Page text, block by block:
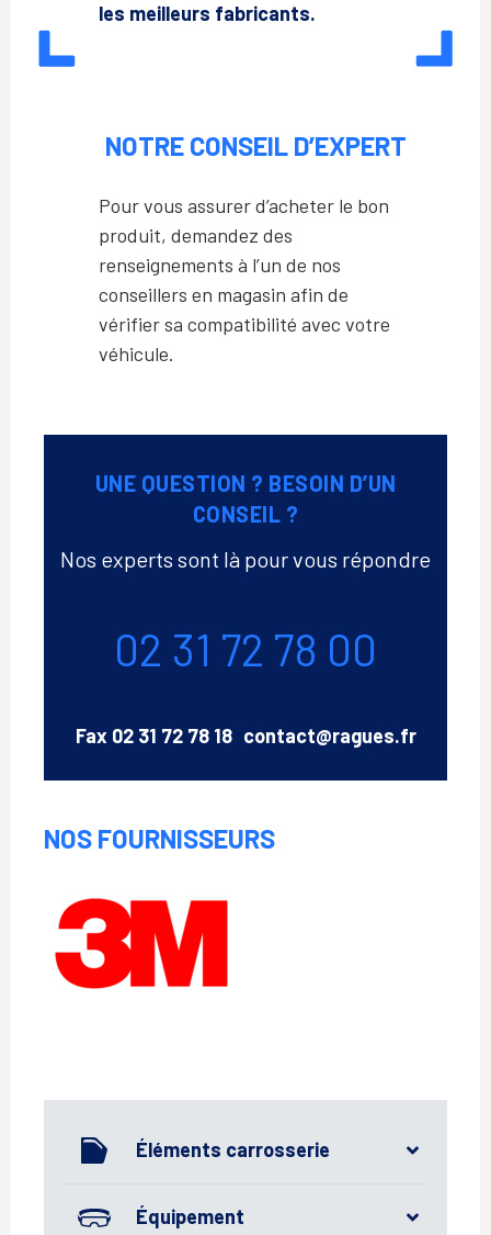
Éléments carrosserie
Équipement
les meilleurs fabricants.
NOTRE CONSEIL D’EXPERT
Pour vous assurer d’acheter le bon
produit, demandez des
renseignements à l’un de nos
conseillers en magasin afin de
vérifier sa compatibilité avec votre
véhicule.
UNE QUESTION ? BESOIN D’UN
CONSEIL ?
Nos experts sont là pour vous répondre
02 31 72 78 00
Fax 02 31 72 78 18 Email
contact@ragues.fr
NOS FOURNISSEURS
3M